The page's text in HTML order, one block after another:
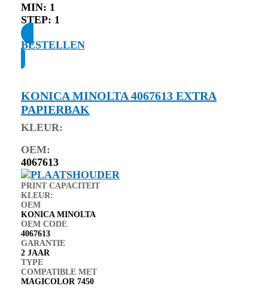
MIN: 1
STEP: 1
BESTELLEN
KONICA MINOLTA 4067613 EXTRA
PAPIERBAK
KLEUR:
OEM:
4067613
PRINT CAPACITEIT
KLEUR:
OEM
KONICA MINOLTA
OEM CODE
4067613
GARANTIE
2 JAAR
TYPE
COMPATIBLE MET
MAGICOLOR 7450